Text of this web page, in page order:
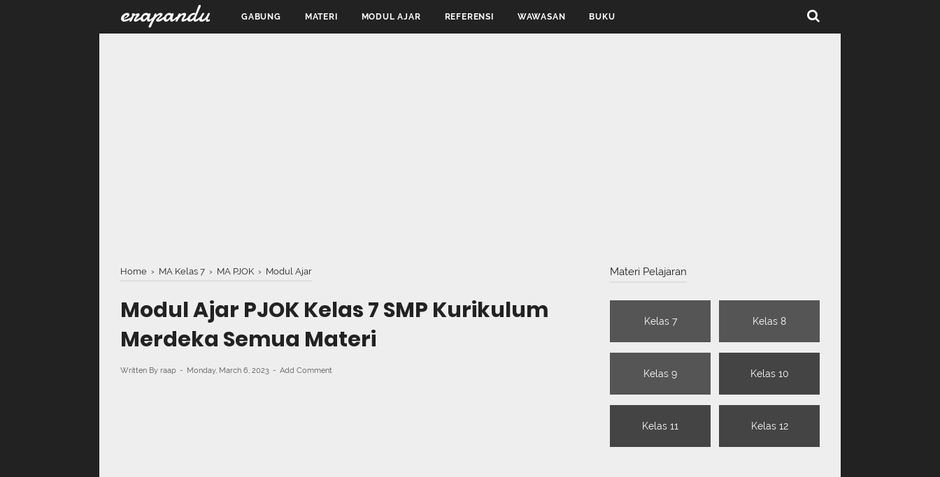
erapandu GABUNG MATERI MODUL AJAR REFERENSI WAWASAN BUKU
Home › MA Kelas 7 › MA PJOK › Modul Ajar
Modul Ajar PJOK Kelas 7 SMP Kurikulum
Merdeka Semua Materi
Written By raap Monday, March 6, 2023 Add Comment
Materi Pelajaran
Kelas 7 Kelas 8
Kelas 9 Kelas 10
Kelas 11 Kelas 12